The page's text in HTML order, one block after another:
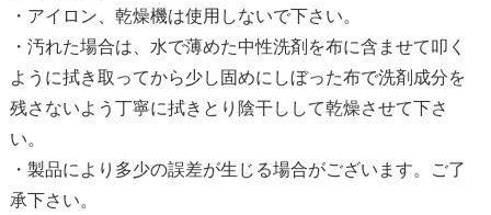
・アイロン、乾燥機は使用しないで下さい。
・汚れた場合は、水で薄めた中性洗剤を布に含ませて叩く
ように拭き取ってから少し固めにしぼった布で洗剤成分を
残さないよう丁寧に拭きとり陰干しして乾燥させて下さ
い。
・製品により多少の誤差が生じる場合がございます。ご了
承下さい。